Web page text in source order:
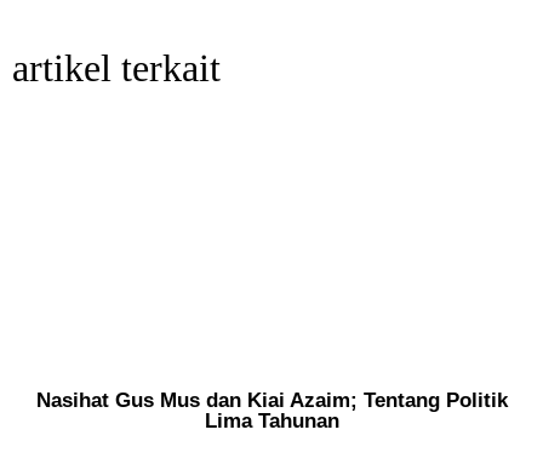
artikel terkait
Nasihat Gus Mus dan Kiai Azaim; Tentang Politik
Lima Tahunan